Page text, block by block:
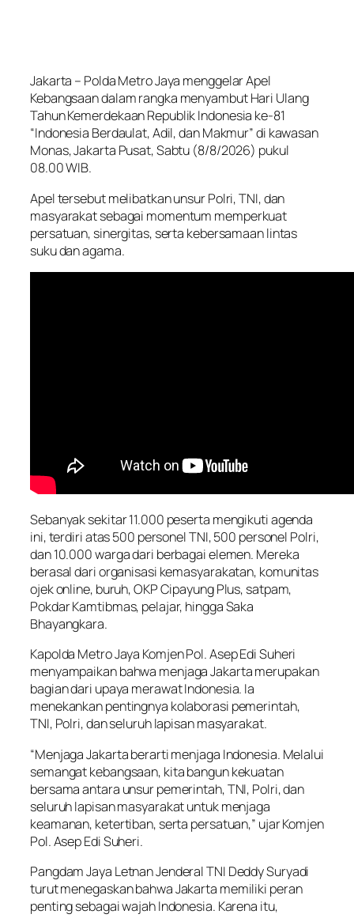
Jakarta – Polda Metro Jaya menggelar Apel
Kebangsaan dalam rangka menyambut Hari Ulang
Tahun Kemerdekaan Republik Indonesia ke-81
“Indonesia Berdaulat, Adil, dan Makmur” di kawasan
Monas, Jakarta Pusat, Sabtu (8/8/2026) pukul
08.00 WIB.
Apel tersebut melibatkan unsur Polri, TNI, dan
masyarakat sebagai momentum memperkuat
persatuan, sinergitas, serta kebersamaan lintas
suku dan agama.
Sebanyak sekitar 11.000 peserta mengikuti agenda
ini, terdiri atas 500 personel TNI, 500 personel Polri,
dan 10.000 warga dari berbagai elemen. Mereka
berasal dari organisasi kemasyarakatan, komunitas
ojek online, buruh, OKP Cipayung Plus, satpam,
Pokdar Kamtibmas, pelajar, hingga Saka
Bhayangkara.
Kapolda Metro Jaya Komjen Pol. Asep Edi Suheri
menyampaikan bahwa menjaga Jakarta merupakan
bagian dari upaya merawat Indonesia. Ia
menekankan pentingnya kolaborasi pemerintah,
TNI, Polri, dan seluruh lapisan masyarakat.
“Menjaga Jakarta berarti menjaga Indonesia. Melalui
semangat kebangsaan, kita bangun kekuatan
bersama antara unsur pemerintah, TNI, Polri, dan
seluruh lapisan masyarakat untuk menjaga
keamanan, ketertiban, serta persatuan,” ujar Komjen
Pol. Asep Edi Suheri.
Pangdam Jaya Letnan Jenderal TNI Deddy Suryadi
turut menegaskan bahwa Jakarta memiliki peran
penting sebagai wajah Indonesia. Karena itu,